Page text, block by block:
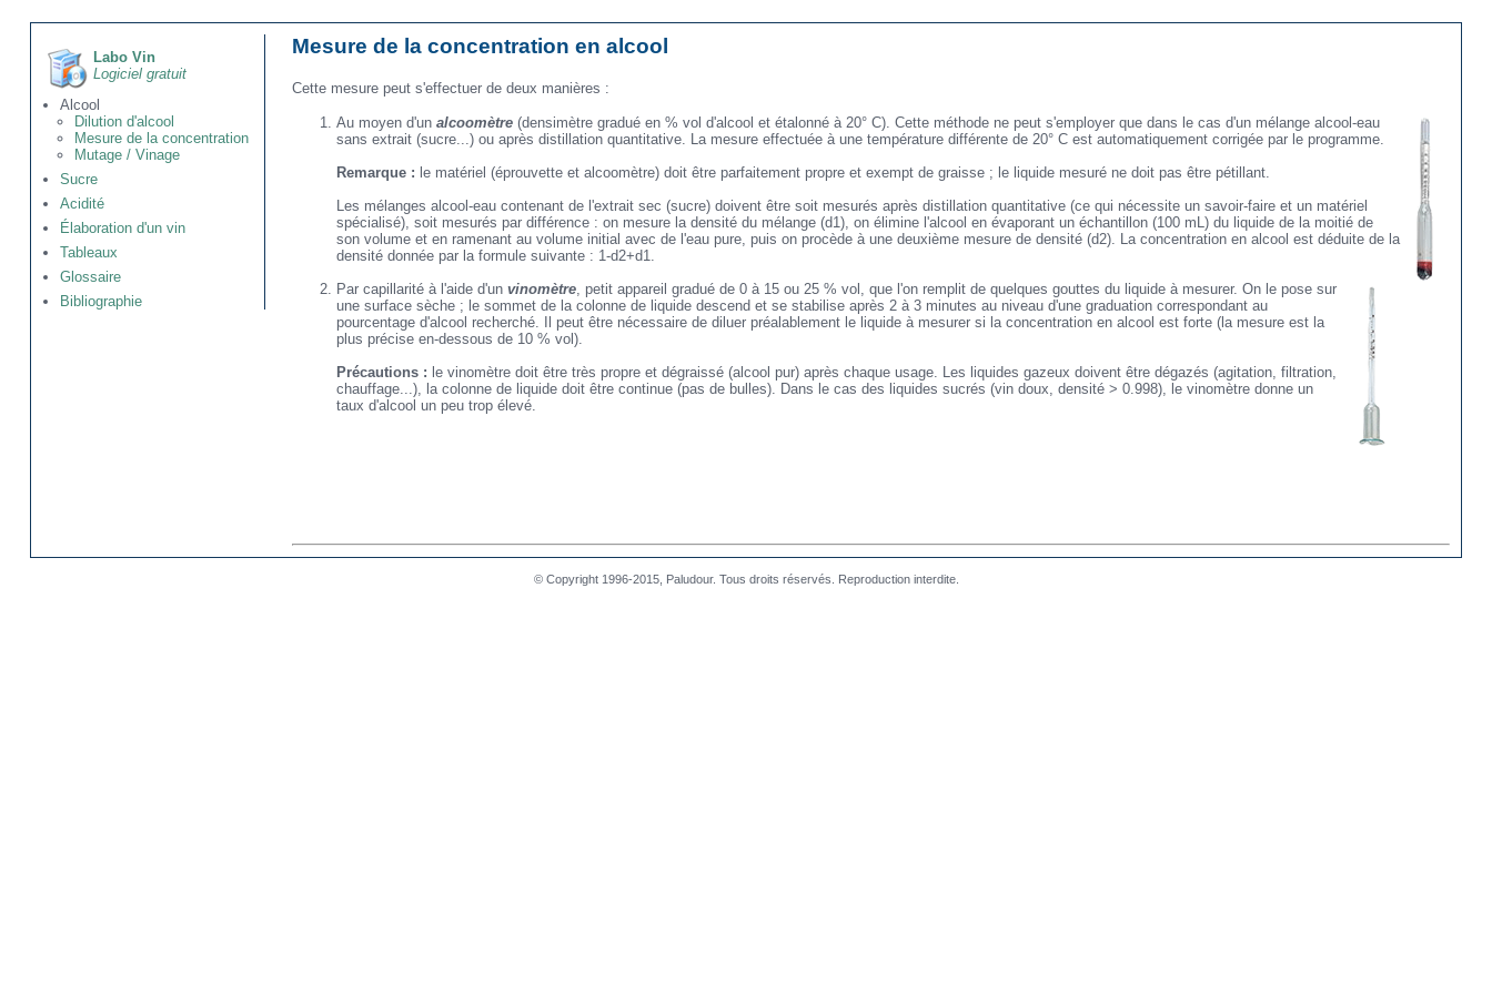
Labo Vin
Logiciel gratuit
Alcool
Dilution d'alcool
Mesure de la concentration
Mutage / Vinage
Sucre
Acidité
Élaboration d'un vin
Tableaux
Glossaire
Bibliographie
Mesure de la concentration en alcool
Cette mesure peut s'effectuer de deux manières :
Au moyen d'un alcoomètre(densimètre gradué en % vol d'alcool et étalonné à 20° C). Cette méthode ne peut s'employer que dans le cas d'un mélange alcool-eau
sans extrait (sucre...) ou après distillation quantitative. La mesure effectuée à une température différente de 20° C est automatiquement corrigée par le programme.
Remarque : le matériel (éprouvette et alcoomètre) doit être parfaitement propre et exempt de graisse ; le liquide mesuré ne doit pas être pétillant.
Les mélanges alcool-eau contenant de l'extrait sec (sucre) doivent être soit mesurés après distillation quantitative (ce qui nécessite un savoir-faire et un matériel
spécialisé), soit mesurés par différence : on mesure la densité du mélange (d1), on élimine l'alcool en évaporant un échantillon (100 mL) du liquide de la moitié de
son volume et en ramenant au volume initial avec de l'eau pure, puis on procède à une deuxième mesure de densité (d2). La concentration en alcool est déduite de la
densité donnée par la formule suivante : 1-d2+d1.
Par capillarité à l'aide d'un vinomètre, petit appareil gradué de 0 à 15 ou 25 % vol, que l'on remplit de quelques gouttes du liquide à mesurer. On le pose sur
une surface sèche ; le sommet de la colonne de liquide descend et se stabilise après 2 à 3 minutes au niveau d'une graduation correspondant au
pourcentage d'alcool recherché. Il peut être nécessaire de diluer préalablement le liquide à mesurer si la concentration en alcool est forte (la mesure est la
plus précise en-dessous de 10 % vol).
Précautions : le vinomètre doit être très propre et dégraissé (alcool pur) après chaque usage. Les liquides gazeux doivent être dégazés (agitation, filtration,
chauffage...), la colonne de liquide doit être continue (pas de bulles). Dans le cas des liquides sucrés (vin doux, densité > 0.998), le vinomètre donne un
taux d'alcool un peu trop élevé.
© Copyright 1996-2015, Paludour. Tous droits réservés. Reproduction interdite.